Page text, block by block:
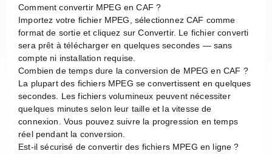
Comment convertir MPEG en CAF ?
Importez votre fichier MPEG, sélectionnez CAF comme
format de sortie et cliquez sur Convertir. Le fichier converti
sera prêt à télécharger en quelques secondes — sans
compte ni installation requise.
Combien de temps dure la conversion de MPEG en CAF ?
La plupart des fichiers MPEG se convertissent en quelques
secondes. Les fichiers volumineux peuvent nécessiter
quelques minutes selon leur taille et la vitesse de
connexion. Vous pouvez suivre la progression en temps
réel pendant la conversion.
Est-il sécurisé de convertir des fichiers MPEG en ligne ?